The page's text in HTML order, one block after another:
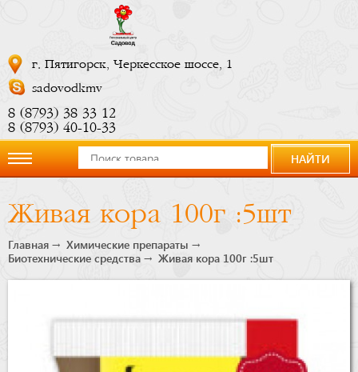
г. Пятигорск, Черкесское шоссе, 1
sadovodkmv
8 (8793) 38 33 12
8 (8793) 40-10-33
компании
Новости
НАЙТИ
Живая кора 100г :5шт
Главная
Химические препараты
Биотехнические средства
Живая кора 100г :5шт